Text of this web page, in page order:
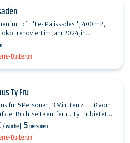
Quiberon
im Loft "Les Palissades", 400 m2,
öko-renoviert im Jahr 2024,in
auf der Landenge der Halbinsel
Auf der einen…
Quiberon
Ty Fru
für 5 Personen, 3 Minuten zu Fuß vom
Buchtseite entfernt. Ty Fru bietet
sich auf zwei Ebenen verteilen: - Im…
/ woche 5personen